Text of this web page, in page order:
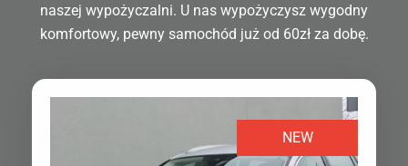
naszej wypożyczalni. U nas wypożyczysz wygodny
komfortowy, pewny samochód już od 60zł za dobę.
NEW